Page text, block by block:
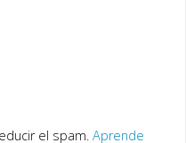
el spam. Aprende